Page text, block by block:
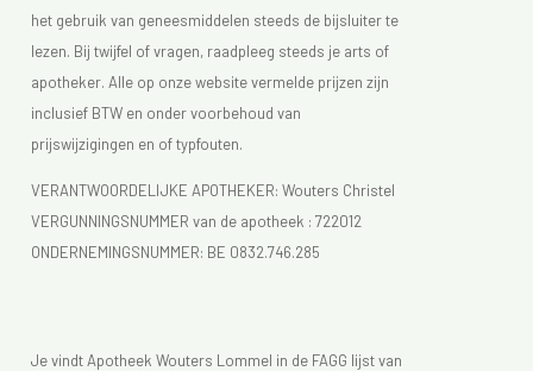
het gebruik van geneesmiddelen steeds de bijsluiter te
lezen. Bij twijfel of vragen, raadpleeg steeds je arts of
apotheker. Alle op onze website vermelde prijzen zijn
inclusief BTW en onder voorbehoud van
prijswijzigingen en of typfouten.
VERANTWOORDELIJKE APOTHEKER: Wouters Christel
VERGUNNINGSNUMMER van de apotheek : 722012
ONDERNEMINGSNUMMER: BE 0832.746.285
Je vindt Apotheek Wouters Lommel in de FAGG lijst van